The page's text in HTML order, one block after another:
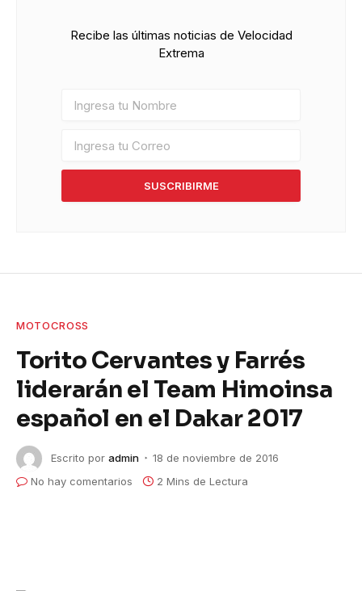
Recibe las últimas noticias de Velocidad
Extrema
SUSCRIBIRME
MOTOCROSS
Torito Cervantes y Farrés
liderarán el Team Himoinsa
español en el Dakar 2017
Escrito por admin
18 de noviembre de 2016
No hay comentarios
2 Mins de Lectura